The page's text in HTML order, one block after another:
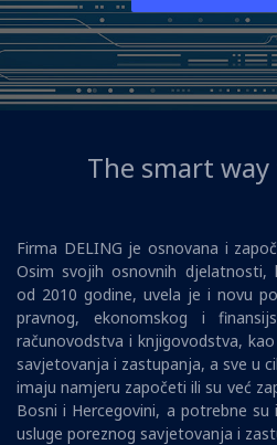
The smart
Firma DELING je osnovana i
Osim svojih osnovnih djelatnosti,
od 2010 godine, uvela je i novu
pravnog, ekonomskog i
računovodstva i knjigovodstva,
savjetovanja i zastupanja, a sve u
imaju namjeru započeti ili su već
Bosni i Hercegovini, a potrebne
usluge poreznog savjetovanja i